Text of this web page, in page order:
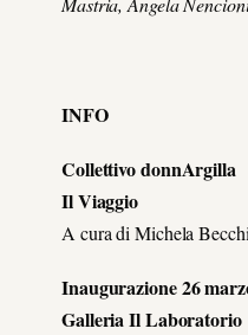
INFO
Collettivo donnArgilla
Il Viaggio
A cura di Michela
Inaugurazione 26
Galleria Il Laboratorio